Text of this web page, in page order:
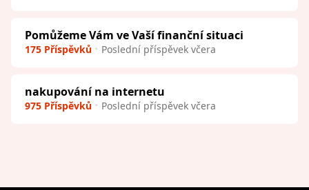
Pomůžeme Vám ve Vaší finanční situaci
175 Příspěvků Poslední příspěvek včera
nakupování na internetu
975 Příspěvků Poslední příspěvek včera